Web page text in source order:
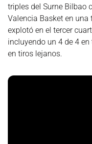
triples del Surne Bilbao
Valencia Basket en una
explotó en el tercer
incluyendo un 4 de 4
en tiros lejanos.